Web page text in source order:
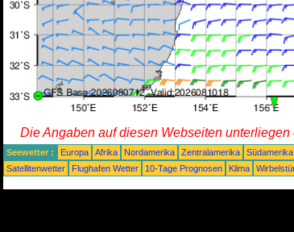
Die Angaben auf diesen Webseiten unterliegen
Seewetter : Europa Afrika Nordamerika Zentralamerika Südamerika
Satellitenwetter
Flughafen Wetter 10-Tage Prognosen Klima